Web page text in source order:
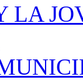
LA